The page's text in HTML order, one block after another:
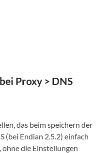
Proxy > DNS
das beim speichern der
(bei Endian 2.5.2) einfach
ohne die Einstellungen